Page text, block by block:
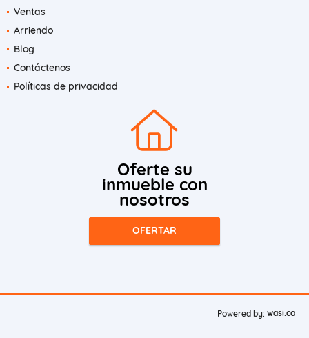
Ventas
Arriendo
Blog
Contáctenos
Políticas de privacidad
Oferte su
inmueble con
nosotros
OFERTAR
Powered by: wasi.co